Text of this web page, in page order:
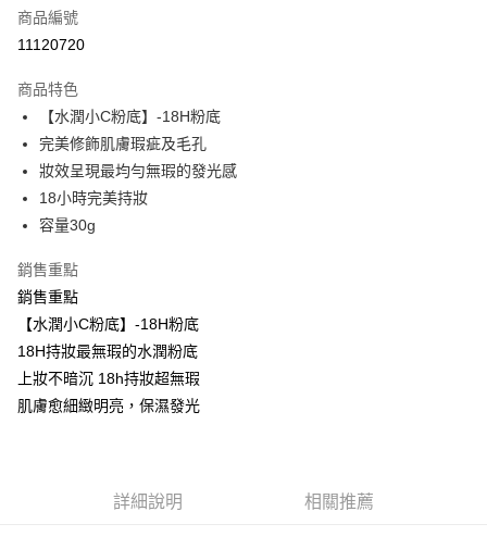
超商取貨付款
Apple Pay
街口支付
悠遊付
ATM付款
全家取貨付款
每筆NT$85，滿NT$499(含以上)免運費
付款後全家取貨
每筆NT$85，滿NT$499(含以上)免運費
商品編號
11120720
商品特色
【水潤小C粉底】-18H粉底
完美修飾肌膚瑕疵及毛孔
妝效呈現最均勻無瑕的發光感
18小時完美持妝
容量30g
銷售重點
銷售重點
【水潤小C粉底】-18H粉底
18H持妝最無瑕的水潤粉底
上妝不暗沉 18h持妝超無瑕
肌膚愈細緻明亮，保濕發光
詳細說明 相關推薦